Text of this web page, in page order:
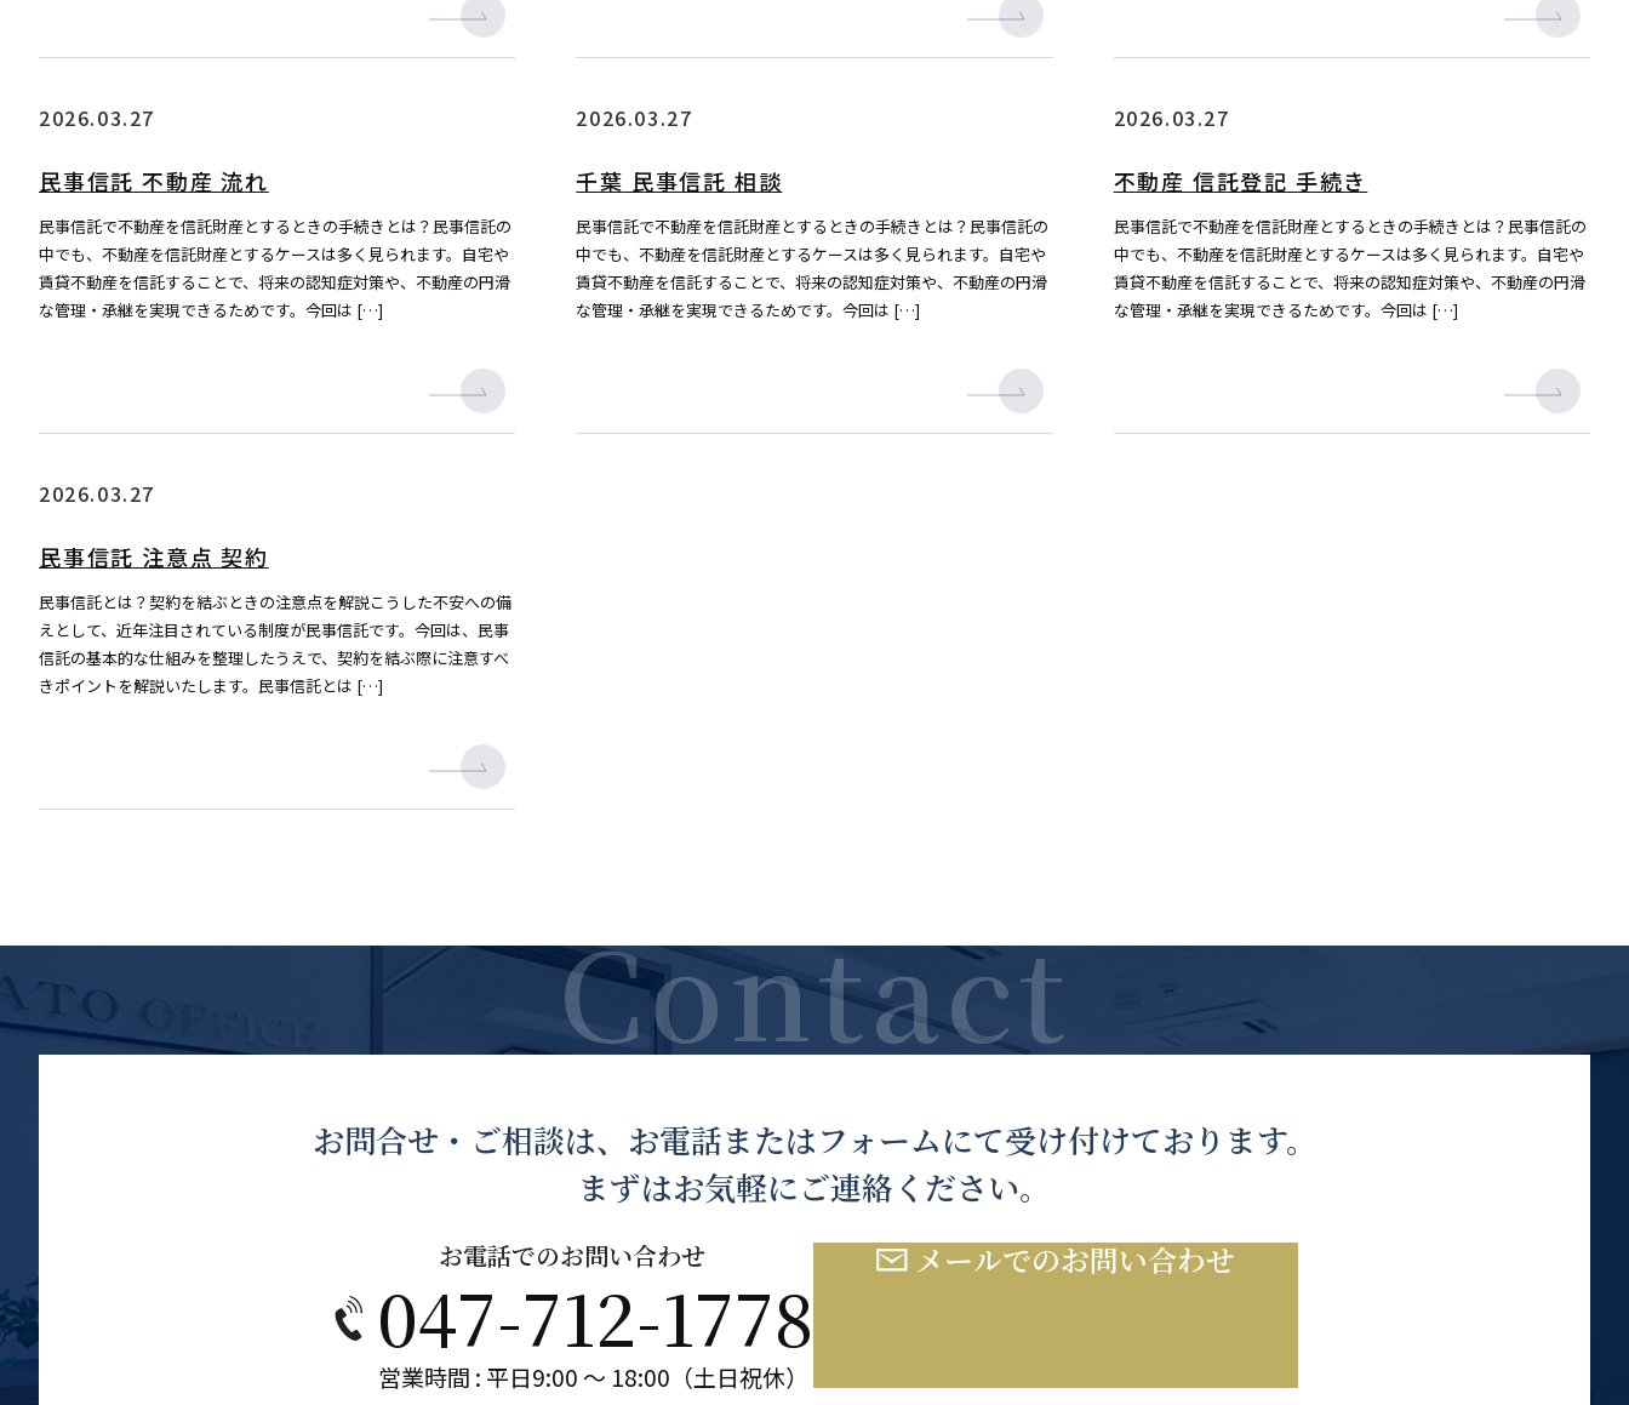
2026.03.27
民事信託 不動産 流れ
民事信託で不動産を信託財産とするときの手続きとは？民事信託の
中でも、不動産を信託財産とするケースは多く見られます。自宅や
賃貸不動産を信託することで、将来の認知症対策や、不動産の円滑
な管理・承継を実現できるためです。今回は […]
2026.03.27
千葉 民事信託 相談
民事信託で不動産を信託財産とするときの手続きとは？民事信託の
中でも、不動産を信託財産とするケースは多く見られます。自宅や
賃貸不動産を信託することで、将来の認知症対策や、不動産の円滑
な管理・承継を実現できるためです。今回は […]
2026.03.27
不動産 信託登記 手続き
民事信託で不動産を信託財産とするときの手続きとは？民事信託の
中でも、不動産を信託財産とするケースは多く見られます。自宅や
賃貸不動産を信託することで、将来の認知症対策や、不動産の円滑
な管理・承継を実現できるためです。今回は […]
2026.03.27
民事信託 注意点 契約
民事信託とは？契約を結ぶときの注意点を解説こうした不安への備
えとして、近年注目されている制度が民事信託です。今回は、民事
信託の基本的な仕組みを整理したうえで、契約を結ぶ際に注意すべ
きポイントを解説いたします。民事信託とは […]
お問合せ・ご相談は、お電話またはフォームにて受け付けております。
まずはお気軽にご連絡ください。
お電話でのお問い合わせ
047-712-1778
営業時間 : 平日9:00 ～ 18:00（土日祝休）
メールでのお問い合わせ